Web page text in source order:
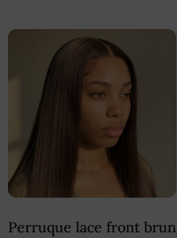
Perruque lace front brun